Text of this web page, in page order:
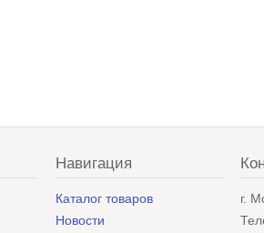
Навигация
Каталог товаров
Новости
г.